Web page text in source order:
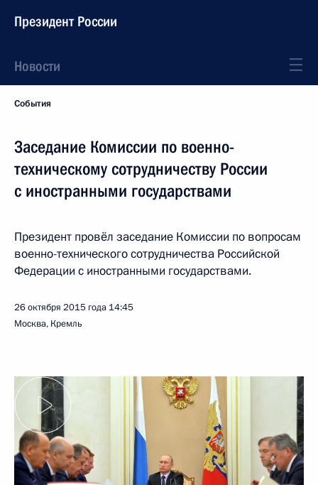
Президент России
Новости
События
Заседание Комиссии по военно-
техническому сотрудничеству России
с иностранными государствами
Президент провёл заседание Комиссии по вопросам
военно-технического сотрудничества Российской
Федерации с иностранными государствами.
26 октября 2015 года 14:45
Москва, Кремль